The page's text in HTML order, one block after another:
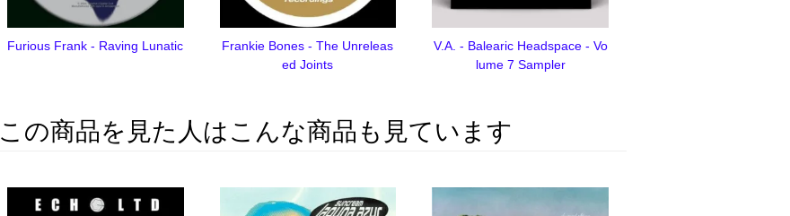
Furious Frank - Raving Lunatic
Frankie Bones - The Unreleas
ed Joints
V.A. - Balearic Headspace - Vo
lume 7 Sampler
この商品を見た人はこんな商品も見ています